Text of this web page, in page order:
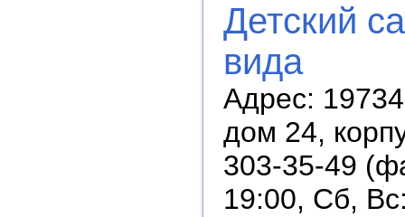
Детский
вида
Адрес:
дом 24,
303-35-49
19:00, Сб,